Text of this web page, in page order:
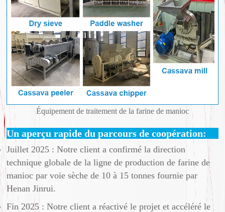
Équipement de traitement de la farine de manioc
Un aperçu rapide du parcours de coopération:
Juillet 2025 : Notre client a confirmé la direction
technique globale de la ligne de production de farine de
manioc par voie sèche de 10 à 15 tonnes fournie par
Henan Jinrui.
Fin 2025 : Notre client a réactivé le projet et accéléré le